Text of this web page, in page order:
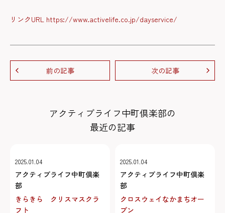
リンクURL https://www.activelife.co.jp/dayservice/
前の記事 次の記事
アクティブライフ中町倶楽部の
最近の記事
2025.01.04
アクティブライフ中町倶楽
部
きらきら クリスマスクラ
フト
2025.01.04
アクティブライフ中町倶楽
部
クロスウェイなかまちオー
プン